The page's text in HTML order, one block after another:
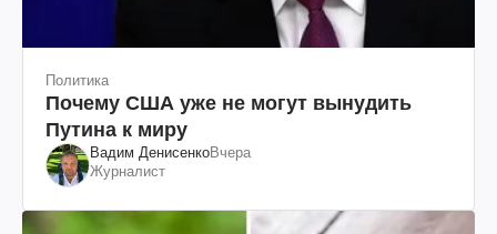
Политика
Почему США уже не могут вынудить
Путина к миру
Вадим ДенисенкоВчера
Журналист